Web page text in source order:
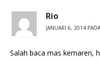
Rio
JANUARI 6, 2014
Salah baca mas kemaren,